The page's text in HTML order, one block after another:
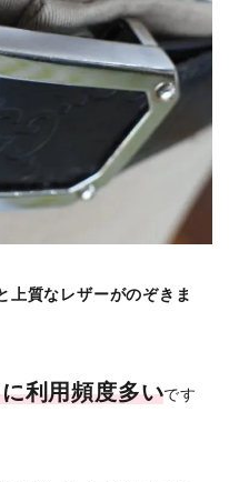
上質なレザーがのぞきま
利用頻度多いです